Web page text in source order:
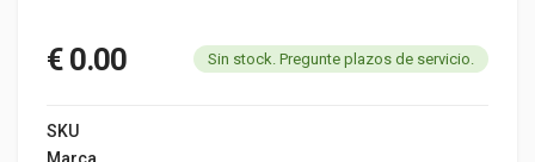
€ 0.00 Sin stock. Pregunte plazos de servicio.
SKU
Marca